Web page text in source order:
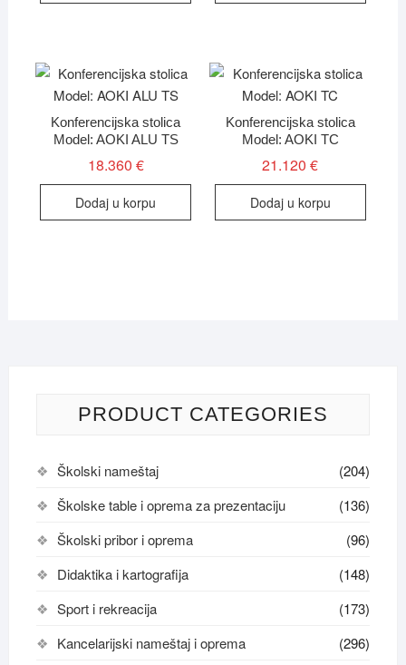
Konferencijska stolica
Model: AOKI ALU TS
18.360 €
Dodaj u korpu
Konferencijska stolica
Model: AOKI TC
21.120€
Dodaj u korpu
PRODUCT CATEGORIES
Školski nameštaj
(204)
Školske table i oprema za prezentaciju
(136)
Školski pribor i oprema
(96)
Didaktika i kartografija
(148)
Sport i rekreacija
(173)
Kancelarijski nameštaj i oprema
(296)